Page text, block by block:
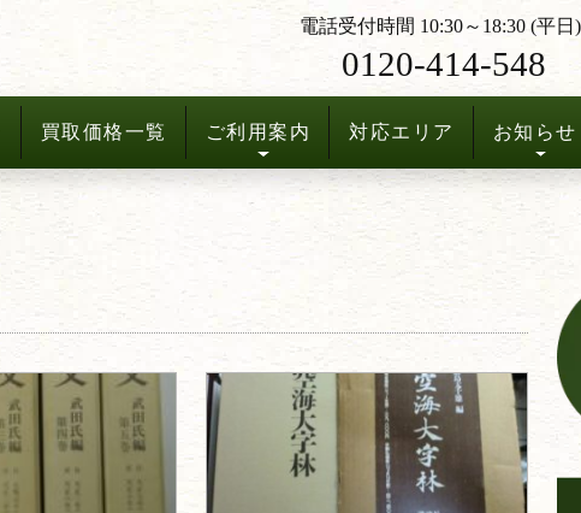
買取価格一覧 ご利用案内 対応エリア お知らせ
電話受付時間 10:30～18:30 (平日)
0120-414-548